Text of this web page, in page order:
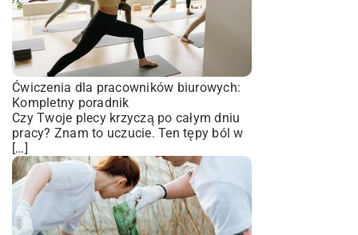
Ćwiczenia dla pracowników biurowych:
Kompletny poradnik
Czy Twoje plecy krzyczą po całym dniu
pracy? Znam to uczucie. Ten tępy ból w
[…]